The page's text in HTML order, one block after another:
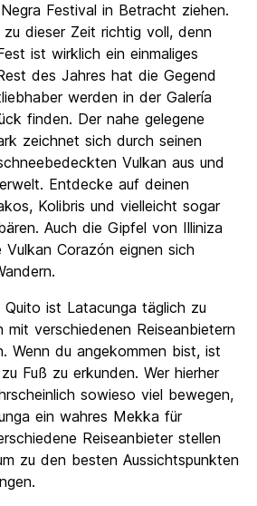
Festival in Betracht ziehen.
dieser Zeit richtig voll, denn
ist wirklich ein einmaliges
des Jahres hat die Gegend
werden in der Galería
finden. Der nahe gelegene
zeichnet sich durch seinen
Vulkan aus und
Entdecke auf deinen
Kolibris und vielleicht sogar
Auch die Gipfel von Illiniza
Corazón eignen sich
ist Latacunga täglich zu
mit verschiedenen Reiseanbietern
Wenn du angekommen bist, ist
Fuß zu erkunden. Wer hierher
sowieso viel bewegen,
ein wahres Mekka für
Reiseanbieter stellen
zu den besten Aussichtspunkten